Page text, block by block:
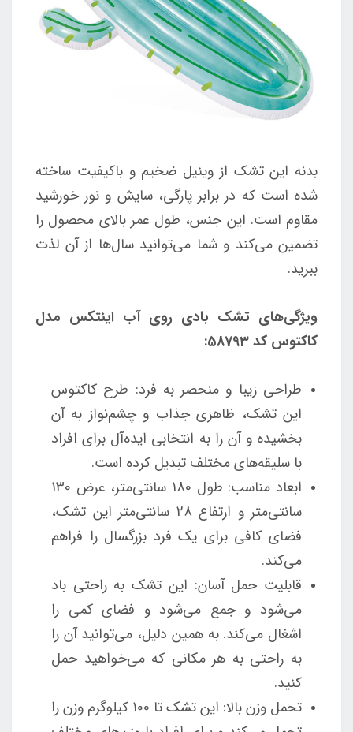
بدنه این تشک از وینیل ضخیم و باکیفیت ساخته
شده است که در برابر پارگی، سایش و نور خورشید
مقاوم است. این جنس، طول عمر بالای محصول را
تضمین می‌کند و شما می‌توانید سال‌ها از آن لذت
ببرید.
ویژگی‌های تشک بادی روی آب اینتکس مدل
کاکتوس کد 58793:
طراحی زیبا و منحصر به فرد: طرح کاکتوس
این تشک، ظاهری جذاب و چشم‌نواز به آن
بخشیده و آن را به انتخابی ایده‌آل برای افراد
با سلیقه‌های مختلف تبدیل کرده است.
ابعاد مناسب: طول 180 سانتی‌متر، عرض 130
سانتی‌متر و ارتفاع 28 سانتی‌متر این تشک،
فضای کافی برای یک فرد بزرگسال را فراهم
می‌کند.
قابلیت حمل آسان: این تشک به راحتی باد
می‌شود و جمع می‌شود و فضای کمی را
اشغال می‌کند. به همین دلیل، می‌توانید آن را
به راحتی به هر مکانی که می‌خواهید حمل
کنید.
تحمل وزن بالا: این تشک تا 100 کیلوگرم وزن را